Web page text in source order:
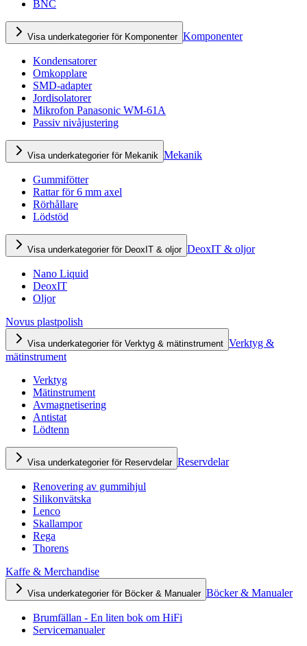
BNC
Visa underkategorier för Komponenter Komponenter
Kondensatorer
Omkopplare
SMD-adapter
Jordisolatorer
Mikrofon Panasonic WM-61A
Passiv nivåjustering
Visa underkategorier för Mekanik Mekanik
Gummifötter
Rattar för 6 mm axel
Rörhållare
Lödstöd
Visa underkategorier för DeoxIT & oljor DeoxIT & oljor
Nano Liquid
DeoxIT
Oljor
Novus plastpolish
Visa underkategorier för Verktyg & mätinstrument Verktyg &
mätinstrument
Verktyg
Mätinstrument
Avmagnetisering
Antistat
Lödtenn
Visa underkategorier för Reservdelar Reservdelar
Renovering av gummihjul
Silikonvätska
Lenco
Skallampor
Rega
Thorens
Kaffe & Merchandise
Visa underkategorier för Böcker & Manualer Böcker & Manualer
Brumfällan - En liten bok om HiFi
Servicemanualer